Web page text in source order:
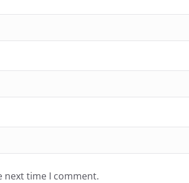
next time I comment.